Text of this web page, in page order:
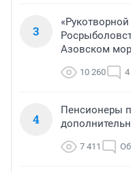
3
Азовском
10 260 4
4
Пенсионеры
7 411